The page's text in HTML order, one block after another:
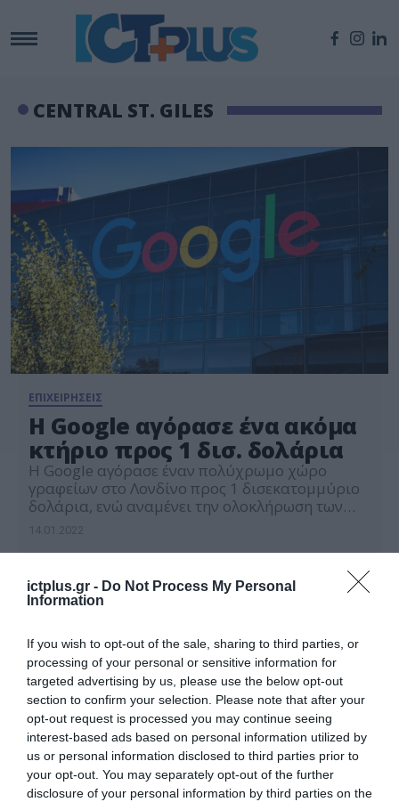
ictplus.gr - Do Not Process My Personal
Information
If you wish to opt-out of the sale, sharing to third parties, or
processing of your personal or sensitive information for
targeted advertising by us, please use the below opt-out
section to confirm your selection. Please note that after your
opt-out request is processed you may continue seeing
interest-based ads based on personal information utilized by
us or personal information disclosed to third parties prior to
your opt-out. You may separately opt-out of the further
disclosure of your personal information by third parties on the
CENTRAL ST. GILES
ΕΠΙΧΕΙΡΗΣΕΙΣ
Η Google αγόρασε ένα ακόμα
κτήριο προς 1 δισ. δολάρια
Η Google αγόρασε έναν πολύχρωμο χώρο
γραφείων στο Λονδίνο προς 1 δισεκατομμύριο
δολάρια, ενώ αναμένει την ολοκλήρωση των
καθυστερήσει πολύ. Ο κολοσσός του
διαδικτύου ανακοίνωσε ότι απέκτησε όλο το
κτίριο Central St. Giles, στο West End του